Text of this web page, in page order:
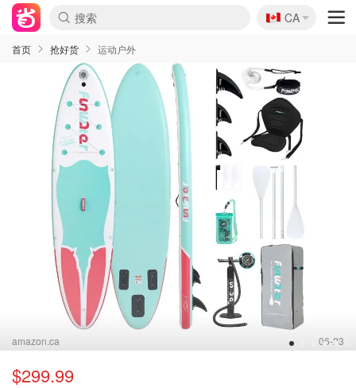
🇨🇦
CA
首页 抢好货 运动户外
1 2 3 4 5 6
amazon.ca 06-23
$299.99